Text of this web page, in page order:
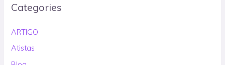
Categories
ARTIGO
Atistas